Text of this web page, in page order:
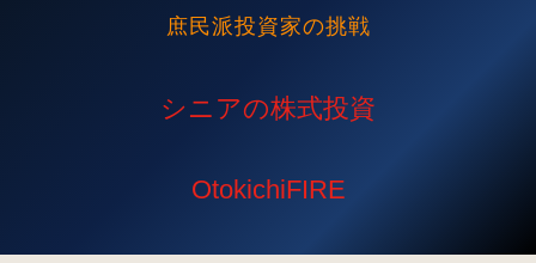
庶民派投資家の挑戦